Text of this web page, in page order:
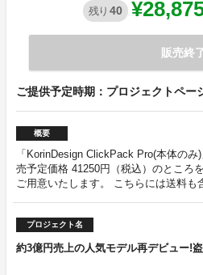
残り 40
販売終
ご提供予定時期：プロジェクトペー
概要
「KorinDesign ClickPack Pro(本体の
売予定価格 41250円（税込）のところ
ご用意いたします。 こちらには送料も
プロジェクト名
約3億円売上の人気モデル再デビュー!